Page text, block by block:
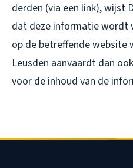
derden (via een link), wijst
dat deze informatie wordt
op de betreffende website
Leusden aanvaardt dan
voor de inhoud van de